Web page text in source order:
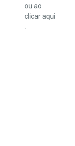
ou ao
clicaraqui